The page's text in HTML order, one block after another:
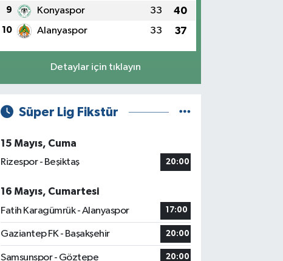
9 Konyaspor 33 40
10 Alanyaspor 33 37
Detaylar için tıklayın
Süper Lig Fikstür
15 Mayıs, Cuma
Rizespor - Beşiktaş
20:00
16 Mayıs, Cumartesi
Fatih Karagümrük - Alanyaspor
17:00
Gaziantep FK - Başakşehir 20:00
Samsunspor - Göztepe 20:00